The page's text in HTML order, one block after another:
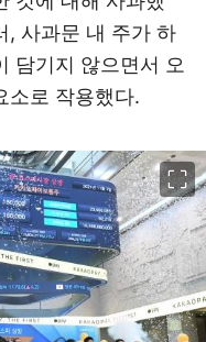
, 사과문 내 주가 하
담기지 않으면서 오
소로 작용했다.